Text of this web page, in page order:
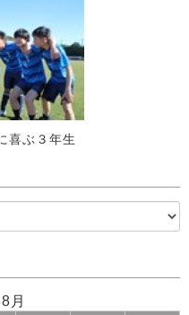
喜ぶ３年生
月